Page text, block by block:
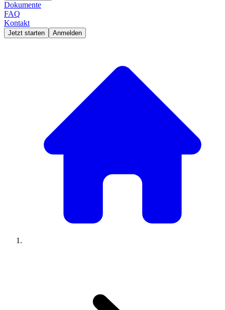
Dokumente
FAQ
Kontakt
Jetzt starten Anmelden